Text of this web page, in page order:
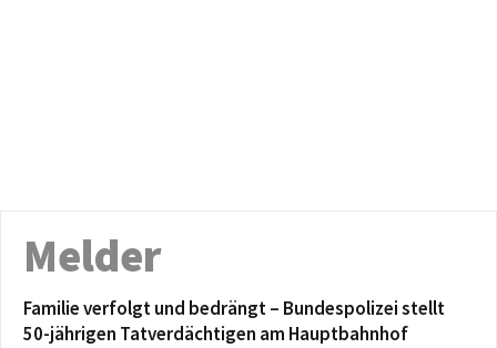
Melder
Familie verfolgt und bedrängt – Bundespolizei stellt
50-jährigen Tatverdächtigen am Hauptbahnhof